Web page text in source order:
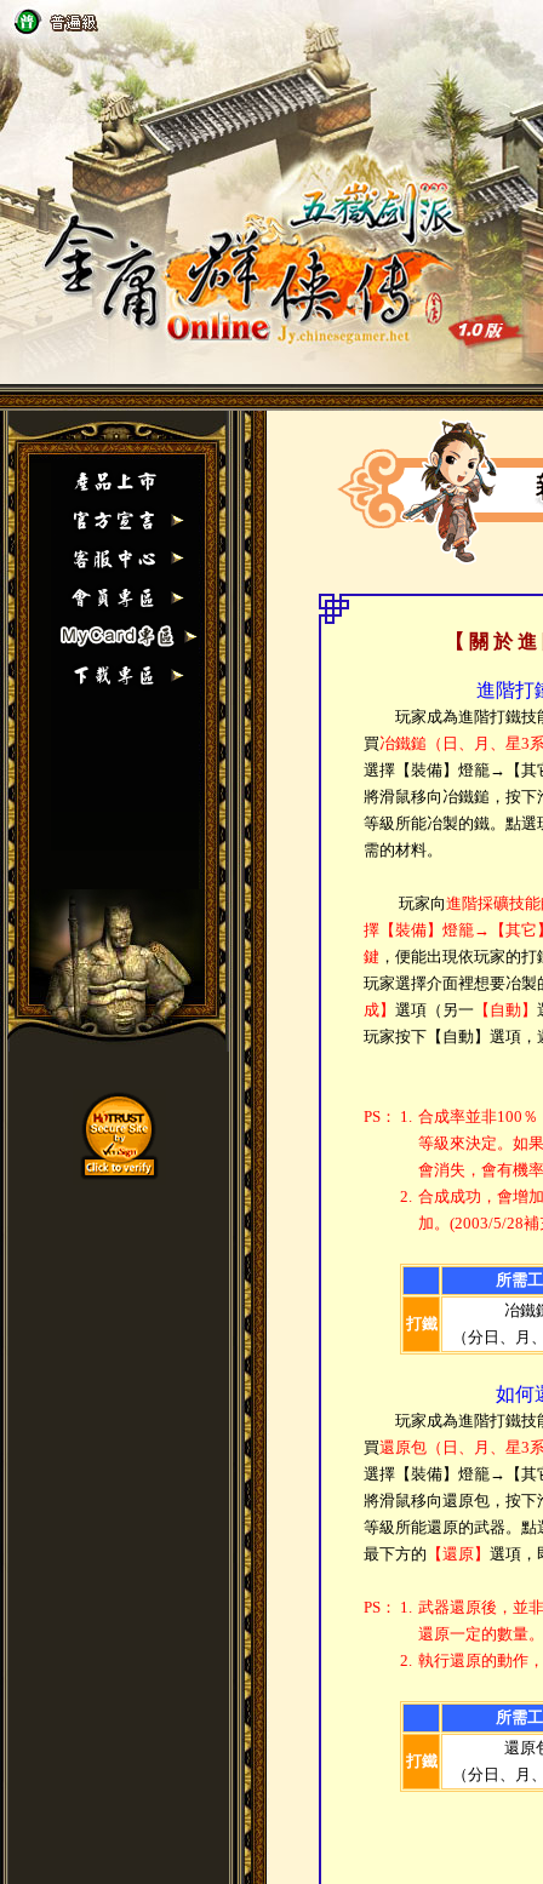
【 關 於
進階打
玩家成為進階打鐵技
買冶鐵鎚（日、月、星3
選擇【裝備】燈籠→【其
將滑鼠移向冶鐵鎚，按
等級所能冶製的鐵。點
需的材料。
玩家向進階採礦技
擇【裝備】燈籠→【其它
鍵 ，便能出現依玩家的
玩家選擇介面裡想要冶
成】 選項（另一 【自動】
玩家按下【自動】選項
PS： 1. 合成率並非100
等級來決定。如
會消失，會有機
2. 合成成功，會增
加。(2003/5/28補
所需
打鐵
冶鐵
（分日、月
如何
玩家成為進階打鐵技
買還原包（日、月、星3
選擇【裝備】燈籠→【其
將滑鼠移向還原包，按
等級所能還原的武器。
最下方的 【還原】 選項，
PS： 1. 武器還原後，並
還原一定的數量。
2. 執行還原的動作
所需
打鐵
還原
（分日、月